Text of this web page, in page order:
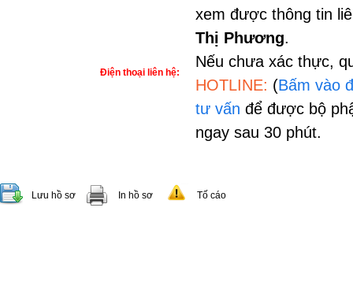
xem được thông tin
Thị Phương.
Nếu chưa xác thực,
HOTLINE: (Bấm vào
tư vấn để được bộ
ngay sau 30 phút.
Điện thoại liên hệ:
Lưu hồ sơ In hồ sơ Tố cáo